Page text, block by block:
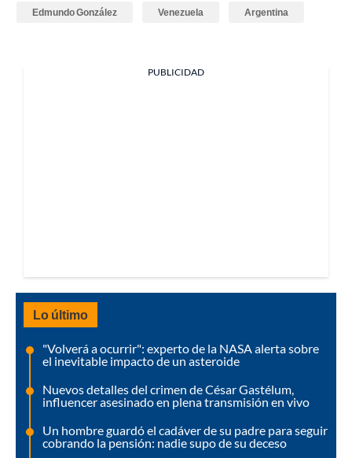
Edmundo González Venezuela Argentina
PUBLICIDAD
Lo último
"Volverá a ocurrir": experto de la NASA alerta sobre
el inevitable impacto de un asteroide
Nuevos detalles del crimen de César Gastélum,
influencer asesinado en plena transmisión en vivo
Un hombre guardó el cadáver de su padre para seguir
cobrando la pensión: nadie supo de su deceso